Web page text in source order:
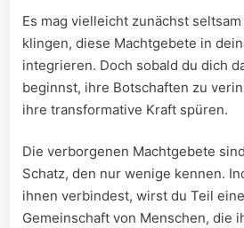
Es ⁤mag vielleicht zunächst
klingen, diese Machtgebete ⁢in
integrieren. Doch sobald ​du ‌dich
beginnst, ihre Botschaften‌ zu
‌ihre transformative Kraft spüren.
Die ​verborgenen Machtgebete
Schatz, den nur wenige kennen.
ihnen verbindest, wirst⁣ du ⁣Teil
‌Gemeinschaft von Menschen, die